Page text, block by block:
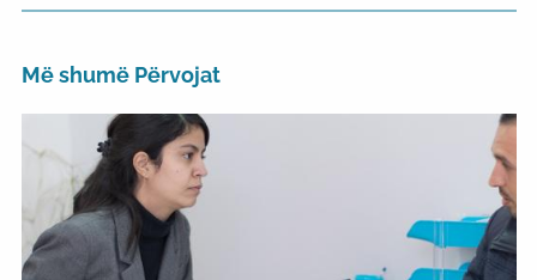
Më shumë Përvojat